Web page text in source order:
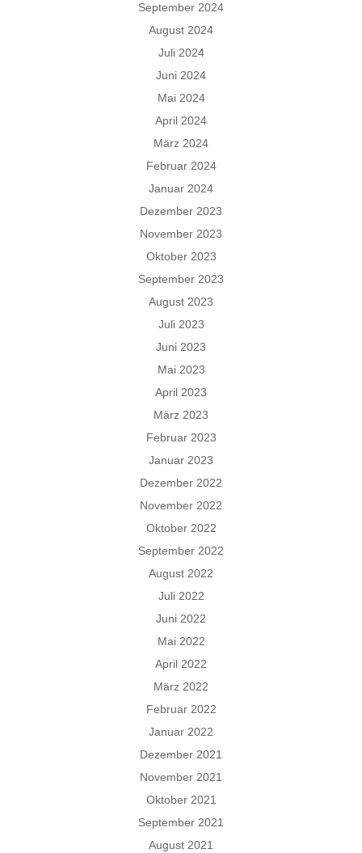
September 2024
August 2024
Juli 2024
Juni 2024
Mai 2024
April 2024
März 2024
Februar 2024
Januar 2024
Dezember 2023
November 2023
Oktober 2023
September 2023
August 2023
Juli 2023
Juni 2023
Mai 2023
April 2023
März 2023
Februar 2023
Januar 2023
Dezember 2022
November 2022
Oktober 2022
September 2022
August 2022
Juli 2022
Juni 2022
Mai 2022
April 2022
März 2022
Februar 2022
Januar 2022
Dezember 2021
November 2021
Oktober 2021
September 2021
August 2021